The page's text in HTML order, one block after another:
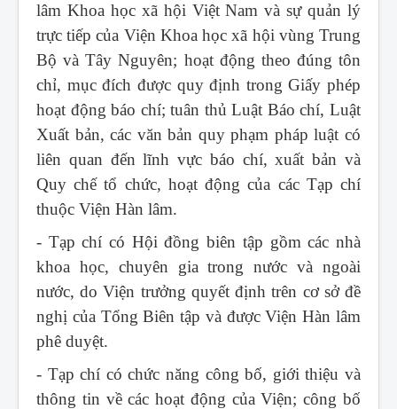
lâm Khoa học xã hội Việt Nam và sự quản lý
trực tiếp của Viện Khoa học xã hội vùng Trung
Bộ và Tây Nguyên; hoạt động theo đúng tôn
chỉ, mục đích được quy định trong Giấy phép
hoạt động báo chí; tuân thủ Luật Báo chí, Luật
Xuất bản, các văn bản quy phạm pháp luật có
liên quan đến lĩnh vực báo chí, xuất bản và
Quy chế tổ chức, hoạt động của các Tạp chí
thuộc Viện Hàn lâm.
- Tạp chí có Hội đồng biên tập gồm các nhà
khoa học, chuyên gia trong nước và ngoài
nước, do Viện trưởng quyết định trên cơ sở đề
nghị của Tổng Biên tập và được Viện Hàn lâm
phê duyệt.
- Tạp chí có chức năng công bố, giới thiệu và
thông tin về các hoạt động của Viện; công bố